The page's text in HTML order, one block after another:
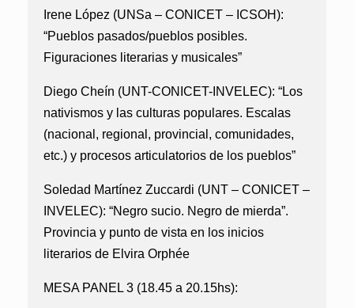
Irene López (UNSa – CONICET – ICSOH):
“Pueblos pasados/pueblos posibles.
Figuraciones literarias y musicales”
Diego Cheín (UNT-CONICET-INVELEC): “Los
nativismos y las culturas populares. Escalas
(nacional, regional, provincial, comunidades,
etc.) y procesos articulatorios de los pueblos”
Soledad Martínez Zuccardi (UNT – CONICET –
INVELEC): “Negro sucio. Negro de mierda”.
Provincia y punto de vista en los inicios
literarios de Elvira Orphée
MESA PANEL 3 (18.45 a 20.15hs):